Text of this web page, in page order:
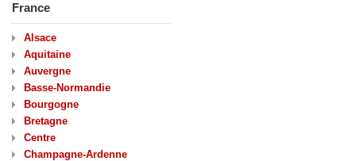
France
Alsace
Aquitaine
Auvergne
Basse-Normandie
Bourgogne
Bretagne
Centre
Champagne-Ardenne